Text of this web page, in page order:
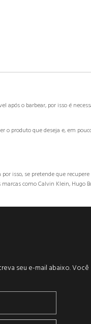
o barbear, por isso é
produto que deseja e, em
isso, se pretende que
como Calvin Klein, Hugo
seu e-mail abaixo. Você